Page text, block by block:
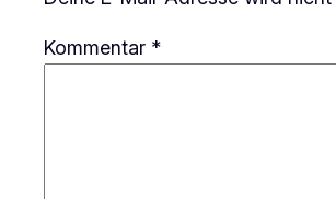
Kommentar *